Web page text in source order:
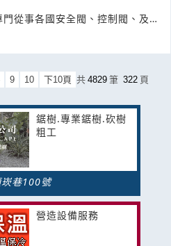
從事各國安全閥、控制閥、及各
9 10 下10頁 共 4829 筆 322 頁
鋸樹.專業鋸樹.砍樹
粗工
巷100號
營造設備服務